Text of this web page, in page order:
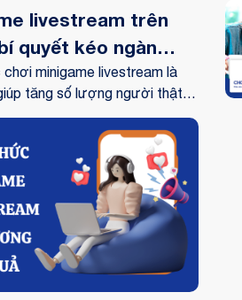
livestream trên
quyết kéo ngàn
minigame livestream là
tăng số lượng người thật
Facebook của bạn.